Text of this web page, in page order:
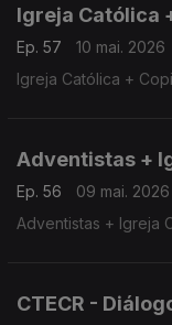
Igreja Católica
Ep. 57
10 mai. 2026
Igreja Católica +
Adventistas +
Ep. 56
09 mai. 2026
Adventistas + Igreja
CTECR -